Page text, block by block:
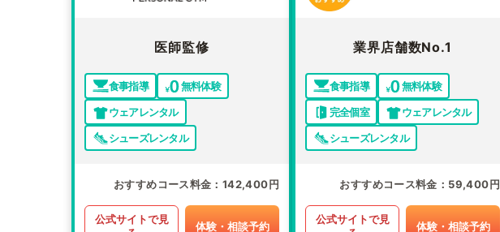
医師監修
食事指導
無料体験
ウェアレンタル
シューズレンタル
おすすめコース料金 142,400円
公式サイトで見
体験・相談予約
業界店舗数No.1
食事指導
無料体験
完全個室
ウェアレンタル
シューズレンタル
おすすめコース料金 59,400円
公式サイトで見
体験・相談予約